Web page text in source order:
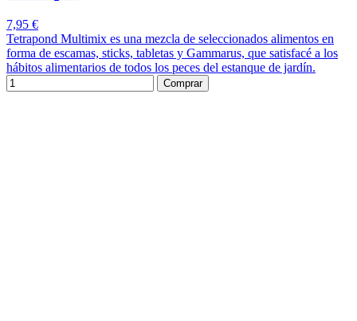
7,95 €
Tetrapond Multimix es una mezcla de seleccionados alimentos en
forma de escamas, sticks, tabletas y Gammarus, que satisfacé a los
hábitos alimentarios de todos los peces del estanque de jardín.
Comprar